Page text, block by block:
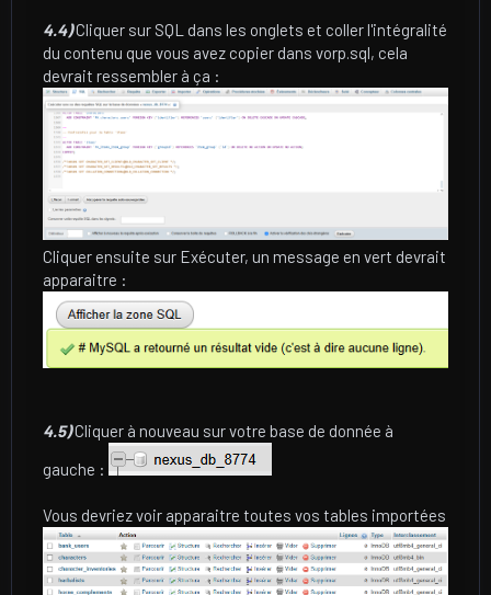
4.4)Cliquer sur SQL dans les onglets et coller l'intégralité
du contenu que vous avez copier dans vorp.sql, cela
devrait ressembler à ça :
Cliquer ensuite sur Exécuter, un message en vert devrait
apparaitre :
4.5)Cliquer à nouveau sur votre base de donnée à
gauche :
Vous devriez voir apparaitre toutes vos tables importées